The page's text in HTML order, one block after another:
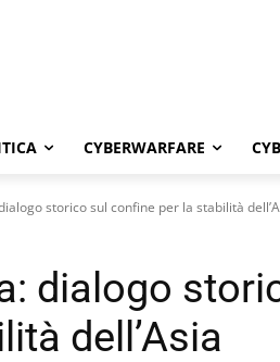
CYBERWARFARE
storico sul confine per la stabilità
dialogo
dell’Asia